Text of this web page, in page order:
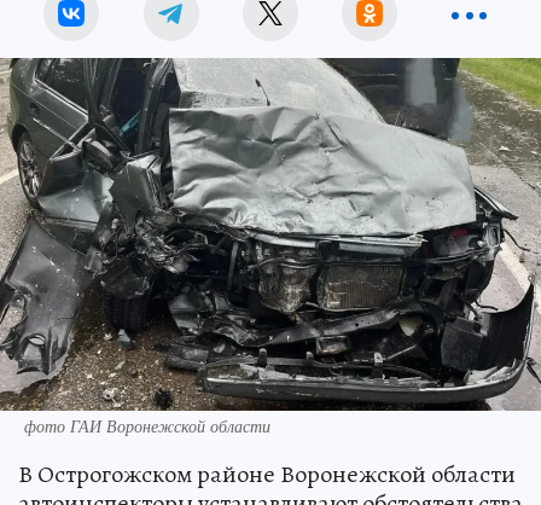
фото ГАИ Воронежской области
В Острогожском районе Воронежской области